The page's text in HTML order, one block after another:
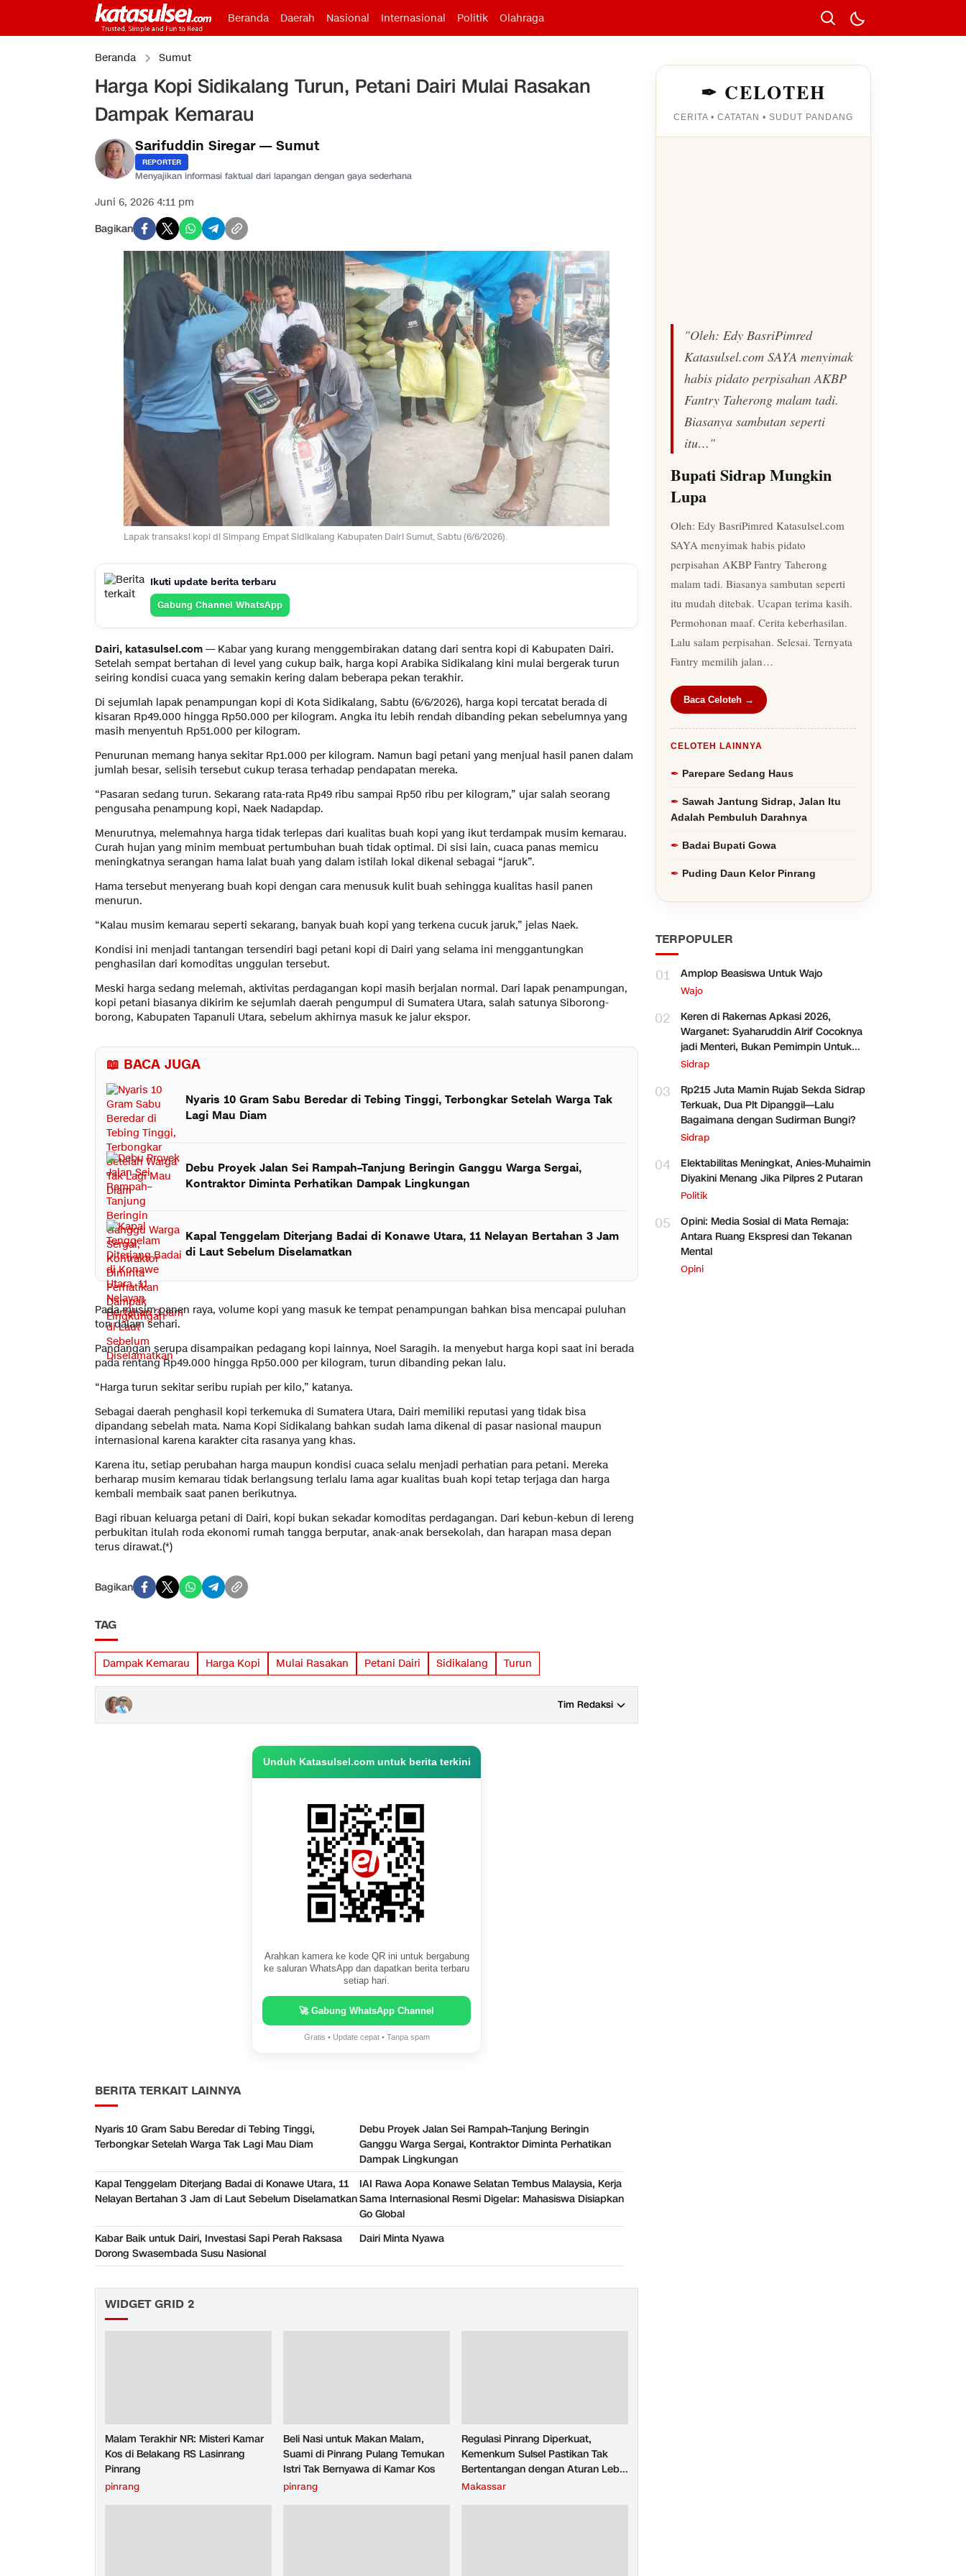
Beranda Daerah Nasional Internasional Politik Olahraga
Beranda Sumut
Harga Kopi Sidikalang Turun, Petani Dairi Mulai Rasakan
Dampak Kemarau
Sarifuddin Siregar — Sumut
REPORTER
Menyajikan informasi faktual dari lapangan dengan gaya sederhana
Juni 6, 2026 4:11 pm
Bagikan
Lapak transaksi kopi di Simpang Empat Sidikalang Kabupaten Dairi Sumut, Sabtu (6/6/2026).
Ikuti update berita terbaru
Gabung Channel WhatsApp
Dairi, katasulsel.com —Kabar yang kurang menggembirakan datang dari sentra kopi di Kabupaten Dairi.
Setelah sempat bertahan di level yang cukup baik, harga kopi Arabika Sidikalang kini mulai bergerak turun
seiring kondisi cuaca yang semakin kering dalam beberapa pekan terakhir.
Di sejumlah lapak penampungan kopi di Kota Sidikalang, Sabtu (6/6/2026), harga kopi tercatat berada di
kisaran Rp49.000 hingga Rp50.000 per kilogram. Angka itu lebih rendah dibanding pekan sebelumnya yang
masih menyentuh Rp51.000 per kilogram.
Penurunan memang hanya sekitar Rp1.000 per kilogram. Namun bagi petani yang menjual hasil panen dalam
jumlah besar, selisih tersebut cukup terasa terhadap pendapatan mereka.
“Pasaran sedang turun. Sekarang rata-rata Rp49 ribu sampai Rp50 ribu per kilogram,” ujar salah seorang
pengusaha penampung kopi, Naek Nadapdap.
Menurutnya, melemahnya harga tidak terlepas dari kualitas buah kopi yang ikut terdampak musim kemarau.
Curah hujan yang minim membuat pertumbuhan buah tidak optimal. Di sisi lain, cuaca panas memicu
meningkatnya serangan hama lalat buah yang dalam istilah lokal dikenal sebagai “jaruk”.
Hama tersebut menyerang buah kopi dengan cara menusuk kulit buah sehingga kualitas hasil panen
menurun.
“Kalau musim kemarau seperti sekarang, banyak buah kopi yang terkena cucuk jaruk,” jelas Naek.
Kondisi ini menjadi tantangan tersendiri bagi petani kopi di Dairi yang selama ini menggantungkan
penghasilan dari komoditas unggulan tersebut.
Meski harga sedang melemah, aktivitas perdagangan kopi masih berjalan normal. Dari lapak penampungan,
kopi petani biasanya dikirim ke sejumlah daerah pengumpul di Sumatera Utara, salah satunya Siborong-
borong, Kabupaten Tapanuli Utara, sebelum akhirnya masuk ke jalur ekspor.
📖 BACA JUGA
Nyaris 10 Gram Sabu Beredar di Tebing Tinggi, Terbongkar Setelah Warga Tak
Lagi Mau Diam
Debu Proyek Jalan Sei Rampah–Tanjung Beringin Ganggu Warga Sergai,
Kontraktor Diminta Perhatikan Dampak Lingkungan
Kapal Tenggelam Diterjang Badai di Konawe Utara, 11 Nelayan Bertahan 3 Jam
di Laut Sebelum Diselamatkan
Pada musim panen raya, volume kopi yang masuk ke tempat penampungan bahkan bisa mencapai puluhan
ton dalam sehari.
Pandangan serupa disampaikan pedagang kopi lainnya, Noel Saragih. Ia menyebut harga kopi saat ini berada
pada rentang Rp49.000 hingga Rp50.000 per kilogram, turun dibanding pekan lalu.
“Harga turun sekitar seribu rupiah per kilo,” katanya.
Sebagai daerah penghasil kopi terkemuka di Sumatera Utara, Dairi memiliki reputasi yang tidak bisa
dipandang sebelah mata. Nama Kopi Sidikalang bahkan sudah lama dikenal di pasar nasional maupun
internasional karena karakter cita rasanya yang khas.
Karena itu, setiap perubahan harga maupun kondisi cuaca selalu menjadi perhatian para petani. Mereka
berharap musim kemarau tidak berlangsung terlalu lama agar kualitas buah kopi tetap terjaga dan harga
kembali membaik saat panen berikutnya.
Bagi ribuan keluarga petani di Dairi, kopi bukan sekadar komoditas perdagangan. Dari kebun-kebun di lereng
perbukitan itulah roda ekonomi rumah tangga berputar, anak-anak bersekolah, dan harapan masa depan
terus dirawat.(*)
Bagikan
TAG
Dampak Kemarau Harga Kopi Mulai Rasakan Petani Dairi Sidikalang Turun
Tim Redaksi
Unduh Katasulsel.com untuk berita terkini
Arahkan kamera ke kode QR ini untuk bergabung
ke saluran WhatsApp dan dapatkan berita terbaru
setiap hari.
🚀 Gabung WhatsApp Channel
Gratis • Update cepat • Tanpa spam
BERITA TERKAIT LAINNYA
Nyaris 10 Gram Sabu Beredar di Tebing Tinggi,
Terbongkar Setelah Warga Tak Lagi Mau Diam
Debu Proyek Jalan Sei Rampah–Tanjung Beringin
Ganggu Warga Sergai, Kontraktor Diminta Perhatikan
Dampak Lingkungan
Kapal Tenggelam Diterjang Badai di Konawe Utara, 11
Nelayan Bertahan 3 Jam di Laut Sebelum Diselamatkan
IAI Rawa Aopa Konawe Selatan Tembus Malaysia, Kerja
Sama Internasional Resmi Digelar: Mahasiswa Disiapkan
Go Global
Kabar Baik untuk Dairi, Investasi Sapi Perah Raksasa
Dorong Swasembada Susu Nasional
Dairi Minta Nyawa
WIDGET GRID 2
Malam Terakhir NR: Misteri Kamar
Kos di Belakang RS Lasinrang
Pinrang
pinrang
Beli Nasi untuk Makan Malam,
Suami di Pinrang Pulang Temukan
Istri Tak Bernyawa di Kamar Kos
pinrang
Regulasi Pinrang Diperkuat,
Kemenkum Sulsel Pastikan Tak
Bertentangan dengan Aturan Lebih
Tinggi
Makassar
✒ CELOTEH
CERITA • CATATAN • SUDUT PANDANG
"Oleh: Edy BasriPimred
Katasulsel.com SAYA menyimak
habis pidato perpisahan AKBP
Fantry Taherong malam tadi.
Biasanya sambutan seperti
itu…"
Bupati Sidrap Mungkin
Lupa
Oleh: Edy BasriPimred Katasulsel.com
SAYA menyimak habis pidato
perpisahan AKBP Fantry Taherong
malam tadi. Biasanya sambutan seperti
itu mudah ditebak. Ucapan terima kasih.
Permohonan maaf. Cerita keberhasilan.
Lalu salam perpisahan. Selesai. Ternyata
Fantry memilih jalan…
Baca Celoteh →
CELOTEH LAINNYA
Parepare Sedang Haus
Sawah Jantung Sidrap, Jalan Itu
Adalah Pembuluh Darahnya
Badai Bupati Gowa
Puding Daun Kelor Pinrang
TERPOPULER
01 Amplop Beasiswa Untuk Wajo
Wajo
02
Keren di Rakernas Apkasi 2026,
Warganet: Syaharuddin Alrif Cocoknya
jadi Menteri, Bukan Pemimpin Untuk
Sidrap Saja
Sidrap
03
Rp215 Juta Mamin Rujab Sekda Sidrap
Terkuak, Dua Plt Dipanggil—Lalu
Bagaimana dengan Sudirman Bungi?
Sidrap
04
Elektabilitas Meningkat, Anies-Muhaimin
Diyakini Menang Jika Pilpres 2 Putaran
Politik
05
Opini: Media Sosial di Mata Remaja:
Antara Ruang Ekspresi dan Tekanan
Mental
Opini